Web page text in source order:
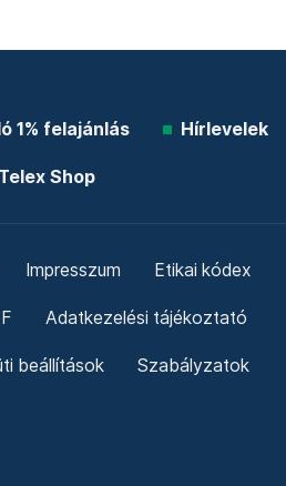
1% felajánlás Hírlevelek
Telex Shop
Impresszum Etikai kódex
Adatkezelési tájékoztató
beállítások Szabályzatok